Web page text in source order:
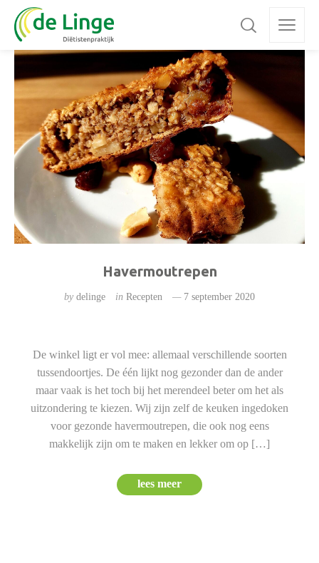
Havermoutrepen
by delinge in Recepten 7 september 2020
De winkel ligt er vol mee: allemaal verschillende soorten
tussendoortjes. De één lijkt nog gezonder dan de ander
maar vaak is het toch bij het merendeel beter om het als
uitzondering te kiezen. Wij zijn zelf de keuken ingedoken
voor gezonde havermoutrepen, die ook nog eens
makkelijk zijn om te maken en lekker om op […]
lees meer